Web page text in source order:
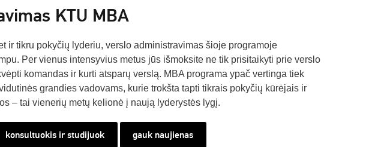
KTU MBA
ir tikru pokyčių lyderiu, verslo administravimas šioje programoje
Per vienus intensyvius metus jūs išmoksite ne tik prisitaikyti prie verslo
komandas ir kurti atsparų verslą. MBA programa ypač vertinga tiek
grandies vadovams, kurie trokšta tapti tikrais pokyčių kūrėjais ir
– tai vienerių metų kelionė į naują lyderystės lygį.
konsultuokis ir studijuok gauk naujienas